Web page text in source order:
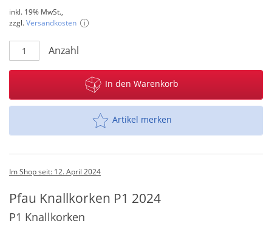
inkl. 19% MwSt.,
zzgl.Versandkosten
Anzahl
In den Warenkorb
Artikel merken
Im Shop seit: 12. April 2024
Pfau Knallkorken P1 2024
P1 Knallkorken